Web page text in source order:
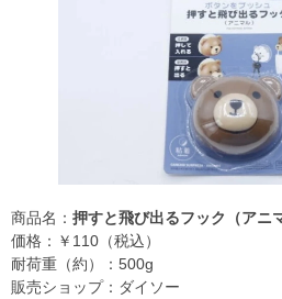
商品名： 押すと飛び出るフック（アニ
価格：￥110（税込）
耐荷重（約）：500g
販売ショップ：ダイソー